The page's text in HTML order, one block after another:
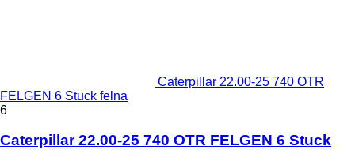
Caterpillar 22.00-25 740 OTR
FELGEN 6 Stuck felna
6
Caterpillar 22.00-25 740 OTR FELGEN 6 Stuck